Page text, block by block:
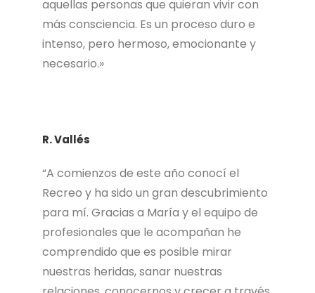
aquellas personas que quieran vivir con
más consciencia. Es un proceso duro e
intenso, pero hermoso, emocionante y
necesario.»
R. Vallés
“A comienzos de este año conocí el
Recreo y ha sido un gran descubrimiento
para mí. Gracias a María y el equipo de
profesionales que le acompañan he
comprendido que es posible mirar
nuestras heridas, sanar nuestras